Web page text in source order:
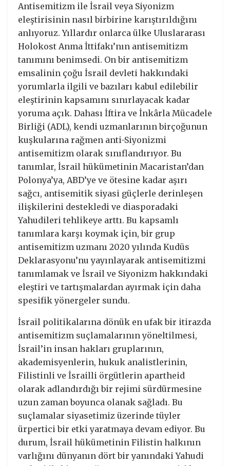
Antisemitizm ile İsrail veya Siyonizm
eleştirisinin nasıl birbirine karıştırıldığını
anlıyoruz. Yıllardır onlarca ülke Uluslararası
Holokost Anma İttifakı’nın antisemitizm
tanımını benimsedi. On bir antisemitizm
emsalinin çoğu İsrail devleti hakkındaki
yorumlarla ilgili ve bazıları kabul edilebilir
eleştirinin kapsamını sınırlayacak kadar
yoruma açık. Dahası İftira ve İnkârla Mücadele
Birliği (ADL), kendi uzmanlarının birçoğunun
kuşkularına rağmen anti-Siyonizmi
antisemitizm olarak sınıflandırıyor. Bu
tanımlar, İsrail hükümetinin Macaristan’dan
Polonya’ya, ABD’ye ve ötesine kadar aşırı
sağcı, antisemitik siyasi güçlerle derinleşen
ilişkilerini destekledi ve diasporadaki
Yahudileri tehlikeye arttı. Bu kapsamlı
tanımlara karşı koymak için, bir grup
antisemitizm uzmanı 2020 yılında Kudüs
Deklarasyonu’nu yayınlayarak antisemitizmi
tanımlamak ve İsrail ve Siyonizm hakkındaki
eleştiri ve tartışmalardan ayırmak için daha
spesifik yönergeler sundu.
İsrail politikalarına dönük en ufak bir itirazda
antisemitizm suçlamalarının yöneltilmesi,
İsrail’in insan hakları gruplarının,
akademisyenlerin, hukuk analistlerinin,
Filistinli ve İsrailli örgütlerin apartheid
olarak adlandırdığı bir rejimi sürdürmesine
uzun zaman boyunca olanak sağladı. Bu
suçlamalar siyasetimiz üzerinde tüyler
ürpertici bir etki yaratmaya devam ediyor. Bu
durum, İsrail hükümetinin Filistin halkının
varlığını dünyanın dört bir yanındaki Yahudi